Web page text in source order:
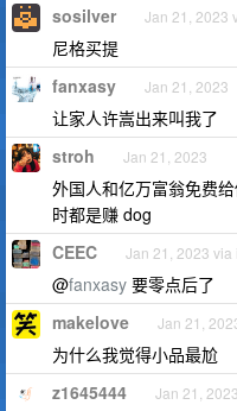
sosilver Jan 21, 2023
尼格买提
fanxasy Jan 21, 2023
让家人许嵩出来叫我了
stroh Jan 21, 2023
外国人和亿万富翁免费
时都是赚 dog
CEEC Jan 21, 2023 via
@fanxasy 要零点后了
makelove Jan 21,
为什么我觉得小品最尬
z1645444 Jan 21, 2023